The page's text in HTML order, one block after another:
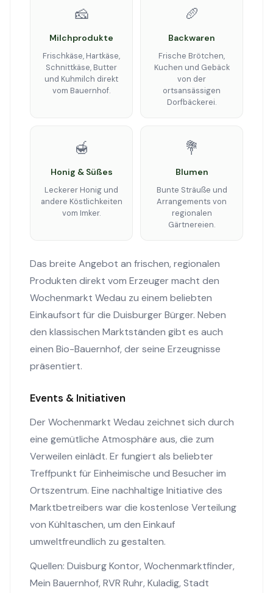
🧀
Milchprodukte
Frischkäse, Hartkäse,
Schnittkäse, Butter
und Kuhmilch direkt
vom Bauernhof.
🥖
Backwaren
Frische Brötchen,
Kuchen und Gebäck
von der
ortsansässigen
Dorfbäckerei.
🍯
Honig & Süßes
Leckerer Honig und
andere Köstlichkeiten
vom Imker.
💐
Blumen
Bunte Sträuße und
Arrangements von
regionalen
Gärtnereien.
Das breite Angebot an frischen, regionalen
Produkten direkt vom Erzeuger macht den
Wochenmarkt Wedau zu einem beliebten
Einkaufsort für die Duisburger Bürger. Neben
den klassischen Marktständen gibt es auch
einen Bio-Bauernhof, der seine Erzeugnisse
präsentiert.
Events & Initiativen
Der Wochenmarkt Wedau zeichnet sich durch
eine gemütliche Atmosphäre aus, die zum
Verweilen einlädt. Er fungiert als beliebter
Treffpunkt für Einheimische und Besucher im
Ortszentrum. Eine nachhaltige Initiative des
Marktbetreibers war die kostenlose Verteilung
von Kühltaschen, um den Einkauf
umweltfreundlich zu gestalten.
Quellen: Duisburg Kontor, Wochenmarktfinder,
Mein Bauernhof, RVR Ruhr, Kuladig, Stadt